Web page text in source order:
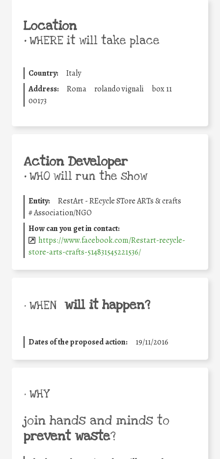
Location
•WHERE it will take place
Country:
Italy
Address:
Roma rolando vignali
box 11
00173
Action Developer
•WHO will run the show
Entity:
RestArt - REcycle STore ARTs & crafts
#Association/NGO
How can you get in contact:
https://www.facebook.com/Restart-recycle-
store-arts-crafts-514831545221536/
• WHEN will it happen?
Dates of the proposed action: 19/11/2016
• WHY
join hands and minds to
prevent waste?